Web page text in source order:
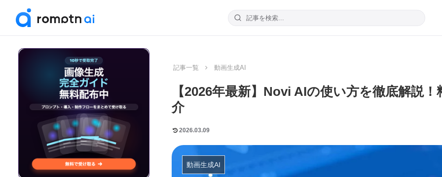
記事一覧 動画生成AI
【2026年最新】Novi AIの使い方を徹底解説
介
2026.03.09
動画生成AI